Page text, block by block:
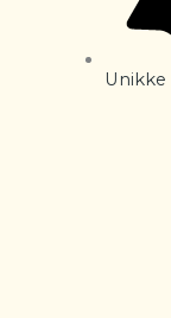
Unikke